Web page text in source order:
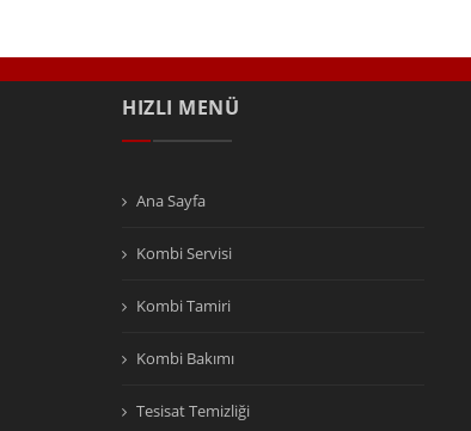
HIZLI MENÜ
Ana Sayfa
Kombi Servisi
Kombi Tamiri
Kombi Bakımı
Tesisat Temizliği